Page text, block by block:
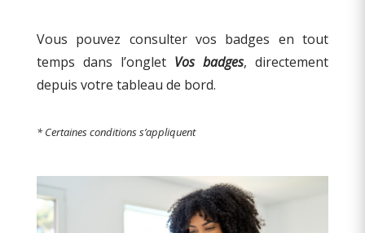
Vous pouvez consulter vos badges en tout
temps dans l’onglet Vos badges, directement
depuis votre tableau de bord.
* Certaines conditions s’appliquent